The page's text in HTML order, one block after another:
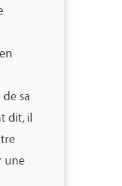
sa
dit, il
une